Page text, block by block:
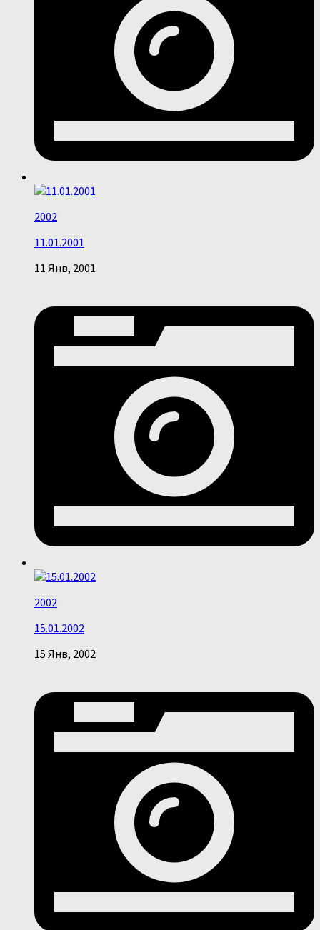
2002
11.01.2001
11 Янв, 2001
2002
15.01.2002
15 Янв, 2002